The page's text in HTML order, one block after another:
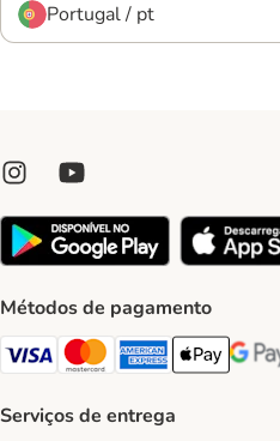
Portugal / pt
Métodos de pagamento
Visa Payment Method
Mastercard Payment Method
American Express
Apple Pay
Serviços de entrega